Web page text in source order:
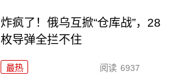
炸疯了！俄乌互掀“仓库战”，28
枚导弹全拦不住
最热 阅读 6937